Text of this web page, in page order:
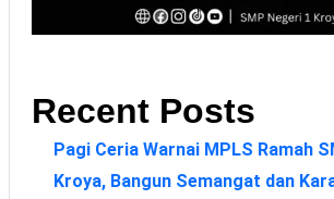
Recent Posts
Pagi Ceria Warnai MPLS Ramah
Kroya, Bangun Semangat dan